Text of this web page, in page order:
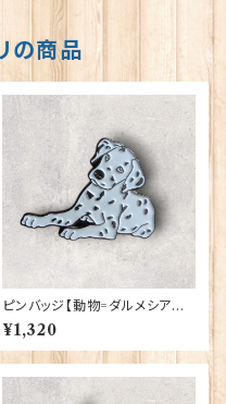
の商品
ピンバッジ【動物=ダルメシアン】
Cadogan 90040-XJKB14-4
7
¥1,320